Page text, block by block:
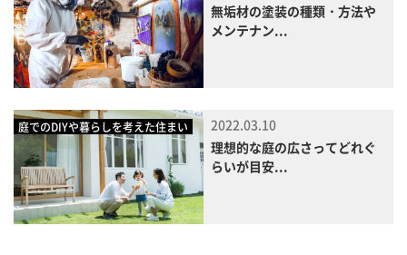
無垢材の塗装の種類・方法や
メンテナン...
庭でのDIYや暮らしを考えた住まい
2022.03.10
理想的な庭の広さってどれぐ
らいが目安...